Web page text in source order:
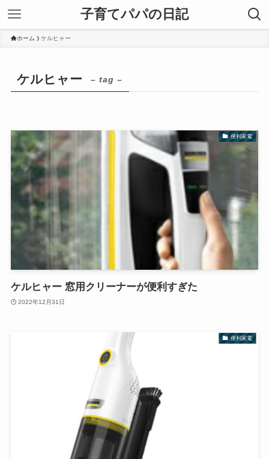
子育てパパの日記
ホーム ケルヒャー
ケルヒャー – tag –
便利家電
ケルヒャー 窓用クリーナーが便利すぎた
2022年12月31日
便利家電